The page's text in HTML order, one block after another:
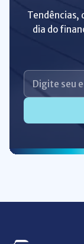
Tendências,
dia do